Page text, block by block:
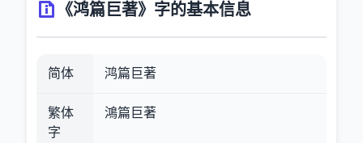
《鸿篇巨著》字的基本信息
简体 鸿篇巨著
繁体
字
鴻篇巨著